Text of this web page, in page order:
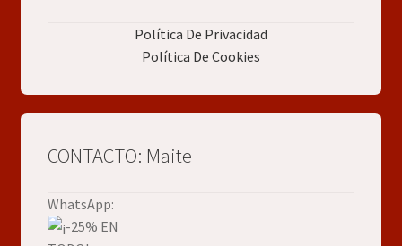
Política De Privacidad
Política De Cookies
CONTACTO: Maite
WhatsApp: